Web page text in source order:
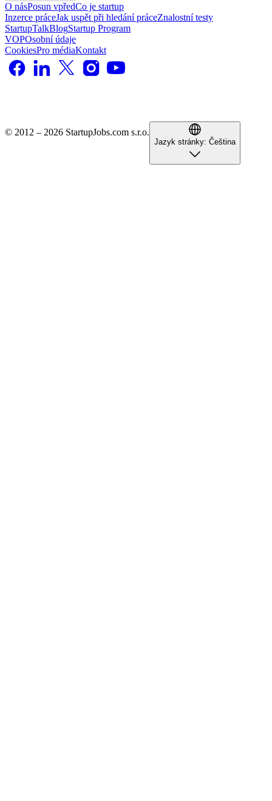
O násPosun vpředCo je startup
Inzerce práceJak uspět při hledání práceZnalostní testy
StartupTalkBlogStartup Program
VOPOsobní údaje
CookiesPro médiaKontakt
© 2012 – 2026 StartupJobs.com s.r.o.
Jazyk stránky: Čeština